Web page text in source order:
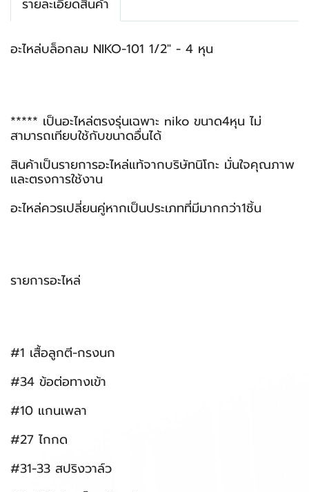
รายละเอียดสินค้า
อะไหล่บล็อกลม NIKO-101 1/2" - 4 หุน
***** เป็นอะไหล่ตรงรุ่นเฉพาะ niko ขนาด4หุน ไม่
สามารถเทียบใช้กับขนาดอื่นได้
สินค้าเป็นรายการอะไหล่แท้จากบริษัทนิโกะ มั่นใจคุณภาพ
และตรงการใช้งาน
อะไหล่ควรเปลี่ยนคู่หากเป็นประเภทที่มีมากกว่า1ชิ้น
รายการอะไหล่
#1 เสื้อลูกตี-กรงนก
#34 ข้อต่อทางเข้า
#10 แกนเพลา
#27 ไกกด
#31-33 สปริงวาล์ว